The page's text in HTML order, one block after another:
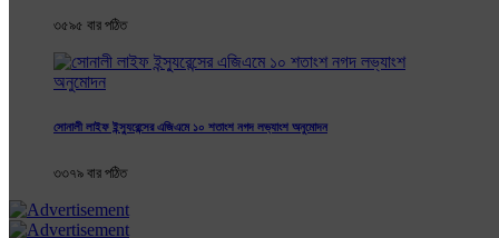
৩৫৯৫ বার পঠিত
সোনালী লাইফ ইন্স্যুরেন্সের এজিএমে ১০ শতাংশ নগদ লভ্যাংশ অনুমোদন
৩৩৭৯ বার পঠিত